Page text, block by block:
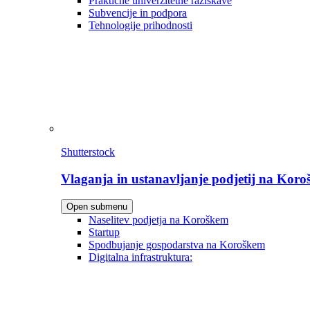
Subvencije in podpora
Tehnologije prihodnosti
Shutterstock
Vlaganja in ustanavljanje podjetij na
Open submenu
Naselitev podjetja na Koroškem
Startup
Spodbujanje gospodarstva na Koroškem
Digitalna infrastruktura: